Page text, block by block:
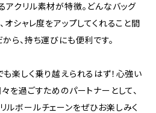
アクリル素材が特徴。どんなバッグ
オシャレ度をアップしてくれること間
ら、持ち運びにも便利です。
楽しく乗り越えられるはず！心強い
を過ごすためのパートナーとして、
ルボールチェーンをぜひお楽しみく